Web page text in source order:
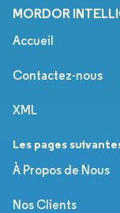
MORDOR
Accueil
Contactez-nous
XML
Les pages
À Propos de Nous
Nos Clients